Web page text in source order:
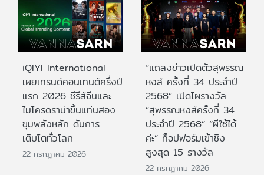
iQIYI International
เผยเทรนด์คอนเทนต์ครึ่งปี
แรก 2026 ซีรีส์จีนและ
ไมโครดราม่าขึ้นแท่นสอง
ขุมพลังหลัก ดันการ
เติบโตทั่วโลก
22 กรกฎาคม 2026
“แถลงข่าวเปิดตัวสุพรรณ
หงส์ ครั้งที่ 34 ประจำปี
2568” เปิดโผรางวัล
“สุพรรณหงส์ครั้งที่ 34
ประจำปี 2568” “ผีใช้ได้
ค่ะ” ท็อปฟอร์มเข้าชิง
สูงสุด 15 รางวัล
22 กรกฎาคม 2026